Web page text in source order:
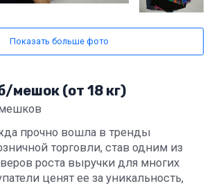
Показать больше фото
мешок (от 18 кг)
прочно вошла в тренды
торговли, став одним из
роста выручки для многих
ценят ее за уникальность,